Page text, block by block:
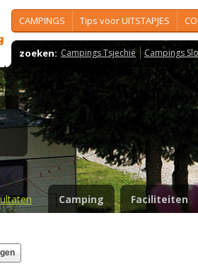
CAMPINGS Tips voor UITSTAPJES
zoeken: Campings Tsjechië Campings
Camping Faciliteiten